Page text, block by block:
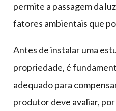
permite a passagem da
fatores ambientais que
Antes de instalar uma
propriedade, é
adequado para
produtor deve avaliar,